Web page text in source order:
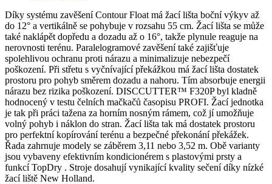
Díky systému zavěšení Contour Float má žací lišta boční výkyv až
do 12° a vertikálně se pohybuje v rozsahu 55 cm. Žací lišta se může
také naklápět dopředu a dozadu až o 16°, takže plynule reaguje na
nerovnosti terénu. Paralelogramové zavěšení také zajišťuje
spolehlivou ochranu proti nárazu a minimalizuje nebezpečí
poškození. Při střetu s vyčnívající překážkou má žací lišta dostatek
prostoru pro pohyb směrem dozadu a nahoru. Tím absorbuje energii
nárazu bez rizika poškození. DISCCUTTER™ F320P byl kladně
hodnocený v testu čelních mačkačů časopisu PROFI. Žací jednotka
je tak při práci tažena za horním nosným rámem, což jí umožňuje
volný pohyb i náklon do stran. Žací lišta tak má dostatek prostoru
pro perfektní kopírování terénu a bezpečné překonání překážek.
Řada zahrnuje modely se záběrem 3,11 nebo 3,52 m. Obě varianty
jsou vybaveny efektivním kondicionérem s plastovými prsty a
funkcí TopDry . Stroje dosahují vynikající kvality sečení díky nízké
žací liště New Holland.